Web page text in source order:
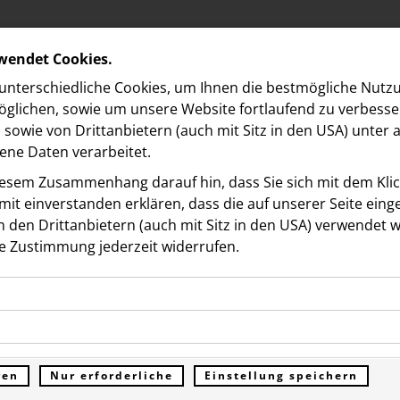
baut Team in Wien
holt neue Berater:innen
Cookies.
Cookies, um Ihnen die best­mögliche
sowie um unsere Website fortlaufend zu
von Drittanbietern (auch mit Sitz in den USA) unter
Daten verarbeitet.
Zusammenhang darauf hin, dass Sie sich mit dem
ein­ver­standen erklären, dass die auf unserer Seite
den Drittanbietern (auch mit Sitz in den USA) verwendet
Zustimmung jederzeit widerrufen.
ermöglichen grundlegende Funktionen und sind für
der Website erforderlich. Diese Cookies
Daten und werden an keine Dritten übermittelt.
erfassen Informationen anonym. Diese Informationen
unsere Besucher unsere Website nutzen.
Nur erforderliche Einstellung speichern